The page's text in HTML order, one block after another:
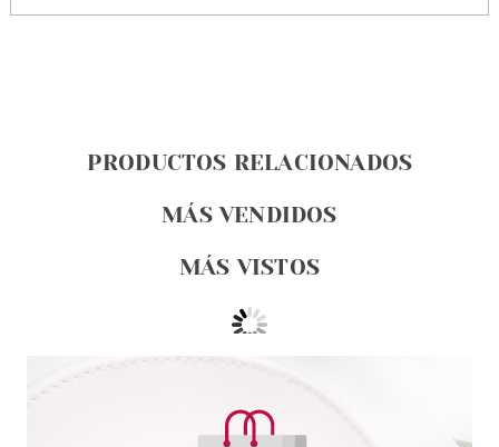
PRODUCTOS RELACIONADOS
MÁS VENDIDOS
MÁS VISTOS